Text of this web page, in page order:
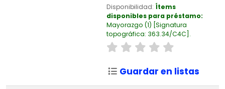
Disponibilidad: Ítems
disponibles para préstamo:
Mayorazgo (1) Signatura
topográfica: 363.34/C4C .
Guardar en listas